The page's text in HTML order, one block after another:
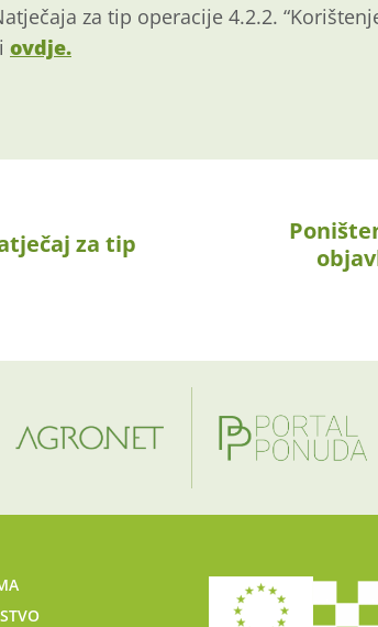
za tip operacije 4.2.2.
ovdje.
za tip